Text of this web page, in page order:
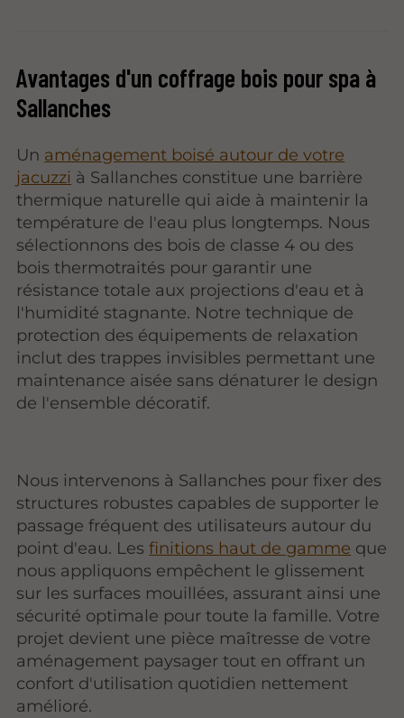
Avantages d'un coffrage bois pour spa à
Sallanches
Un aménagement boisé autour de votre
jacuzzi à Sallanches constitue une barrière
thermique naturelle qui aide à maintenir la
température de l'eau plus longtemps. Nous
sélectionnons des bois de classe 4 ou des
bois thermotraités pour garantir une
résistance totale aux projections d'eau et à
l'humidité stagnante. Notre technique de
protection des équipements de relaxation
inclut des trappes invisibles permettant une
maintenance aisée sans dénaturer le design
de l'ensemble décoratif.
Nous intervenons à Sallanches pour fixer des
structures robustes capables de supporter le
passage fréquent des utilisateurs autour du
point d'eau. Lesfinitions haut de gamme que
nous appliquons empêchent le glissement
sur les surfaces mouillées, assurant ainsi une
sécurité optimale pour toute la famille. Votre
projet devient une pièce maîtresse de votre
aménagement paysager tout en offrant un
confort d'utilisation quotidien nettement
amélioré.